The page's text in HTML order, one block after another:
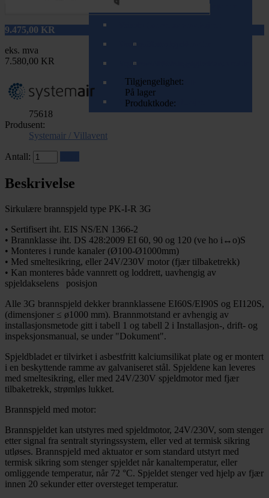
T-rør og Påstikk
Veggkanaler (teleskopisk/zoom)
Tilbehør til varme- og kjølebatterier
Ventiler (balansert ventilasjon)
Ventilrammer
Ventilrammer m/alukanal
Ventilrammer m/lydfelle
Ventilrammer m/reduksjon
9.475,00 KR
eks. mva
7.580,00 KR
Tilgjengelighet:
På lager
Produktkode:
75618
Produsent:
Systemair / Villavent
Antall:
Beskrivelse
Sirkulære brannspjeld type PK-I-R 3G
• Sertifisert iht. EIS NS/EN 1366-2
• Brannklasse iht. DS 428:2009 EI 60, 90 og 120 (ve ho i↔o)S
• Monteres i runde kanaler (Ø100-Ø1000mm)
• Med smeltesikring, eller 24V/230V motor (fjær tilbaketrekk)
• Kan monteres både vannrett og loddrett, uavhengig av
spjeldakselens posisjon
Alle 3G brannspjeld dekker brannklassene EI60S/EI90S og EI120S,
(dimensjoner ≤ ø1000 mm). Brannmotstand er avhengig av
installasjonsmetode gitt i tabell 1 og tabell 2 i Installasjon-, drift- og
inspeksjonsmanual, se under "Dokument".
Spjeldbladet er tilvirket i asbestfritt kalciumsilikat plate og er montert
i en beskyttende ramme av galvaniseret stål. Spjeldene kan leveres
med smeltesikring, eller med 24V/230V spjeldmotor med fjær
tilbaketrekk, strømløs lukket.
Brannspjeld med motor:
Brannspjeldet kan utstyres med spjeldmotor, 24V/230V, som stenger
etter signal fra sentralt styringssystem, eller ved at termisk sikring
utløses. Brannspjeld med aktuator er som standard utstyrt med
termisk sikring som stenger spjeldet når kanaltemperatur, eller
omliggende temperatur, når 72 °C. Spjeldet stenger ved hjelp av fjær
innen 20 sekunder etter oversteget temperatur.